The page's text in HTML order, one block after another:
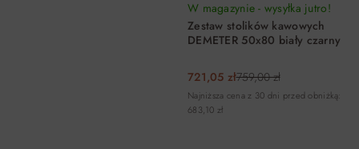
W magazynie - wysyłka jutro!
Zestaw stolików kawowych
DEMETER 50x80 biały czarny
721,05 zł759,00 zł
Najniższa cena z 30 dni przed obniżką:
683,10 zł